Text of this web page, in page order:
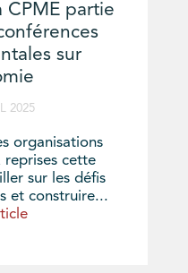
CPME partie
sur
2025
organisations
reprises cette
sur les défis
et construire...